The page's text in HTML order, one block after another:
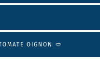
OIGNON 🥙